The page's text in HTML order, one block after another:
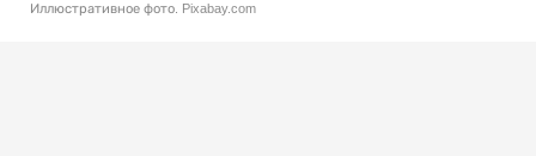
Иллюстративное фото. Pixabay.com